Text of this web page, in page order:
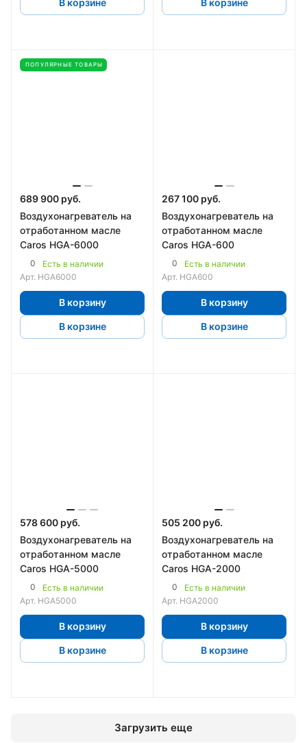
В корзине В корзине
ПОПУЛЯРНЫЕ ТОВАРЫ
689 900 руб.
Воздухонагреватель на
отработанном масле
Caros HGA-6000
0
Есть в наличии
Арт. HGA6000
В корзину
В корзине
267 100 руб.
Воздухонагреватель на
отработанном масле
Caros HGA-600
0
Есть в наличии
Арт. HGA600
В корзину
В корзине
578 600 руб.
Воздухонагреватель на
отработанном масле
Caros HGA-5000
0
Есть в наличии
Арт. HGA5000
В корзину
В корзине
505 200 руб.
Воздухонагреватель на
отработанном масле
Caros HGA-2000
0
Есть в наличии
Арт. HGA2000
В корзину
В корзине
Загрузить еще